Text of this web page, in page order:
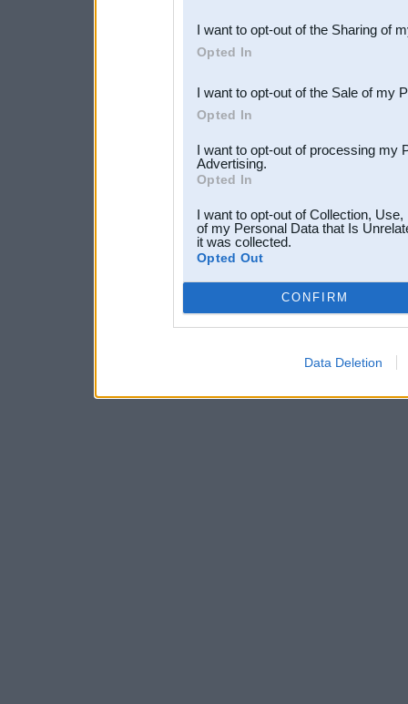
Downstream Participants
third parties.
I want to opt-out of the Sharing of
Opted In
I want to opt-out of the Sale of my
Opted In
I want to opt-out of processing my
Advertising.
Opted In
I want to opt-out of Collection,
of my Personal Data that Is
it was collected.
Opted Out
CONFIRM
Data Deletion